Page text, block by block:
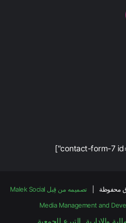
انستقرام
تصميمه من قِبل Malek Social
Media Management and